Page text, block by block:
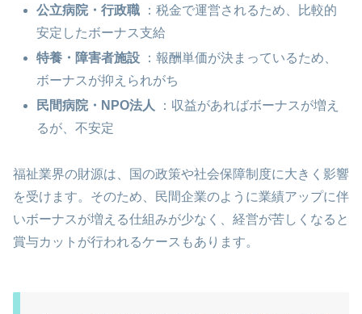
公立病院・行政職 ：税金で運営されるため、比較的
安定したボーナス支給
特養・障害者施設 ：報酬単価が決まっているため、
ボーナスが抑えられがち
民間病院・NPO法人
：収益があればボーナスが増え
るが、不安定
福祉業界の財源は、国の政策や社会保障制度に大きく影響
を受けます。そのため、民間企業のように業績アップに伴
いボーナスが増える仕組みが少なく、経営が苦しくなると
賞与カットが行われるケースもあります。